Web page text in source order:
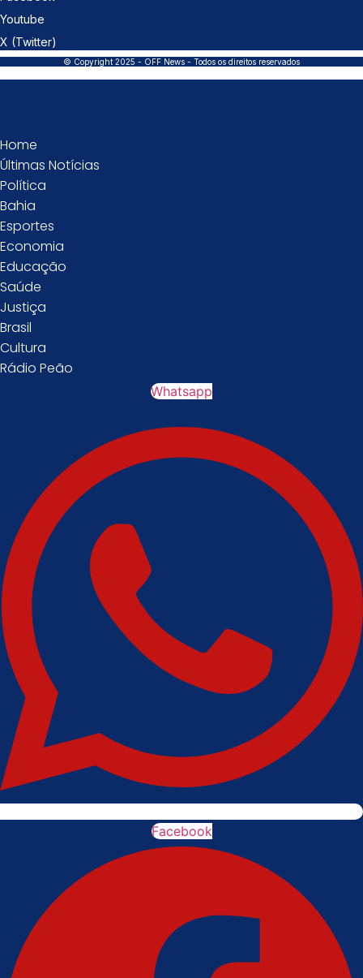
Youtube
X (Twitter)
© Copyright 2025 - OFF News - Todos os direitos reservados
Home
Últimas Notícias
Política
Bahia
Esportes
Economia
Educação
Saúde
Justiça
Brasil
Cultura
Rádio Peão
Whatsapp
Facebook